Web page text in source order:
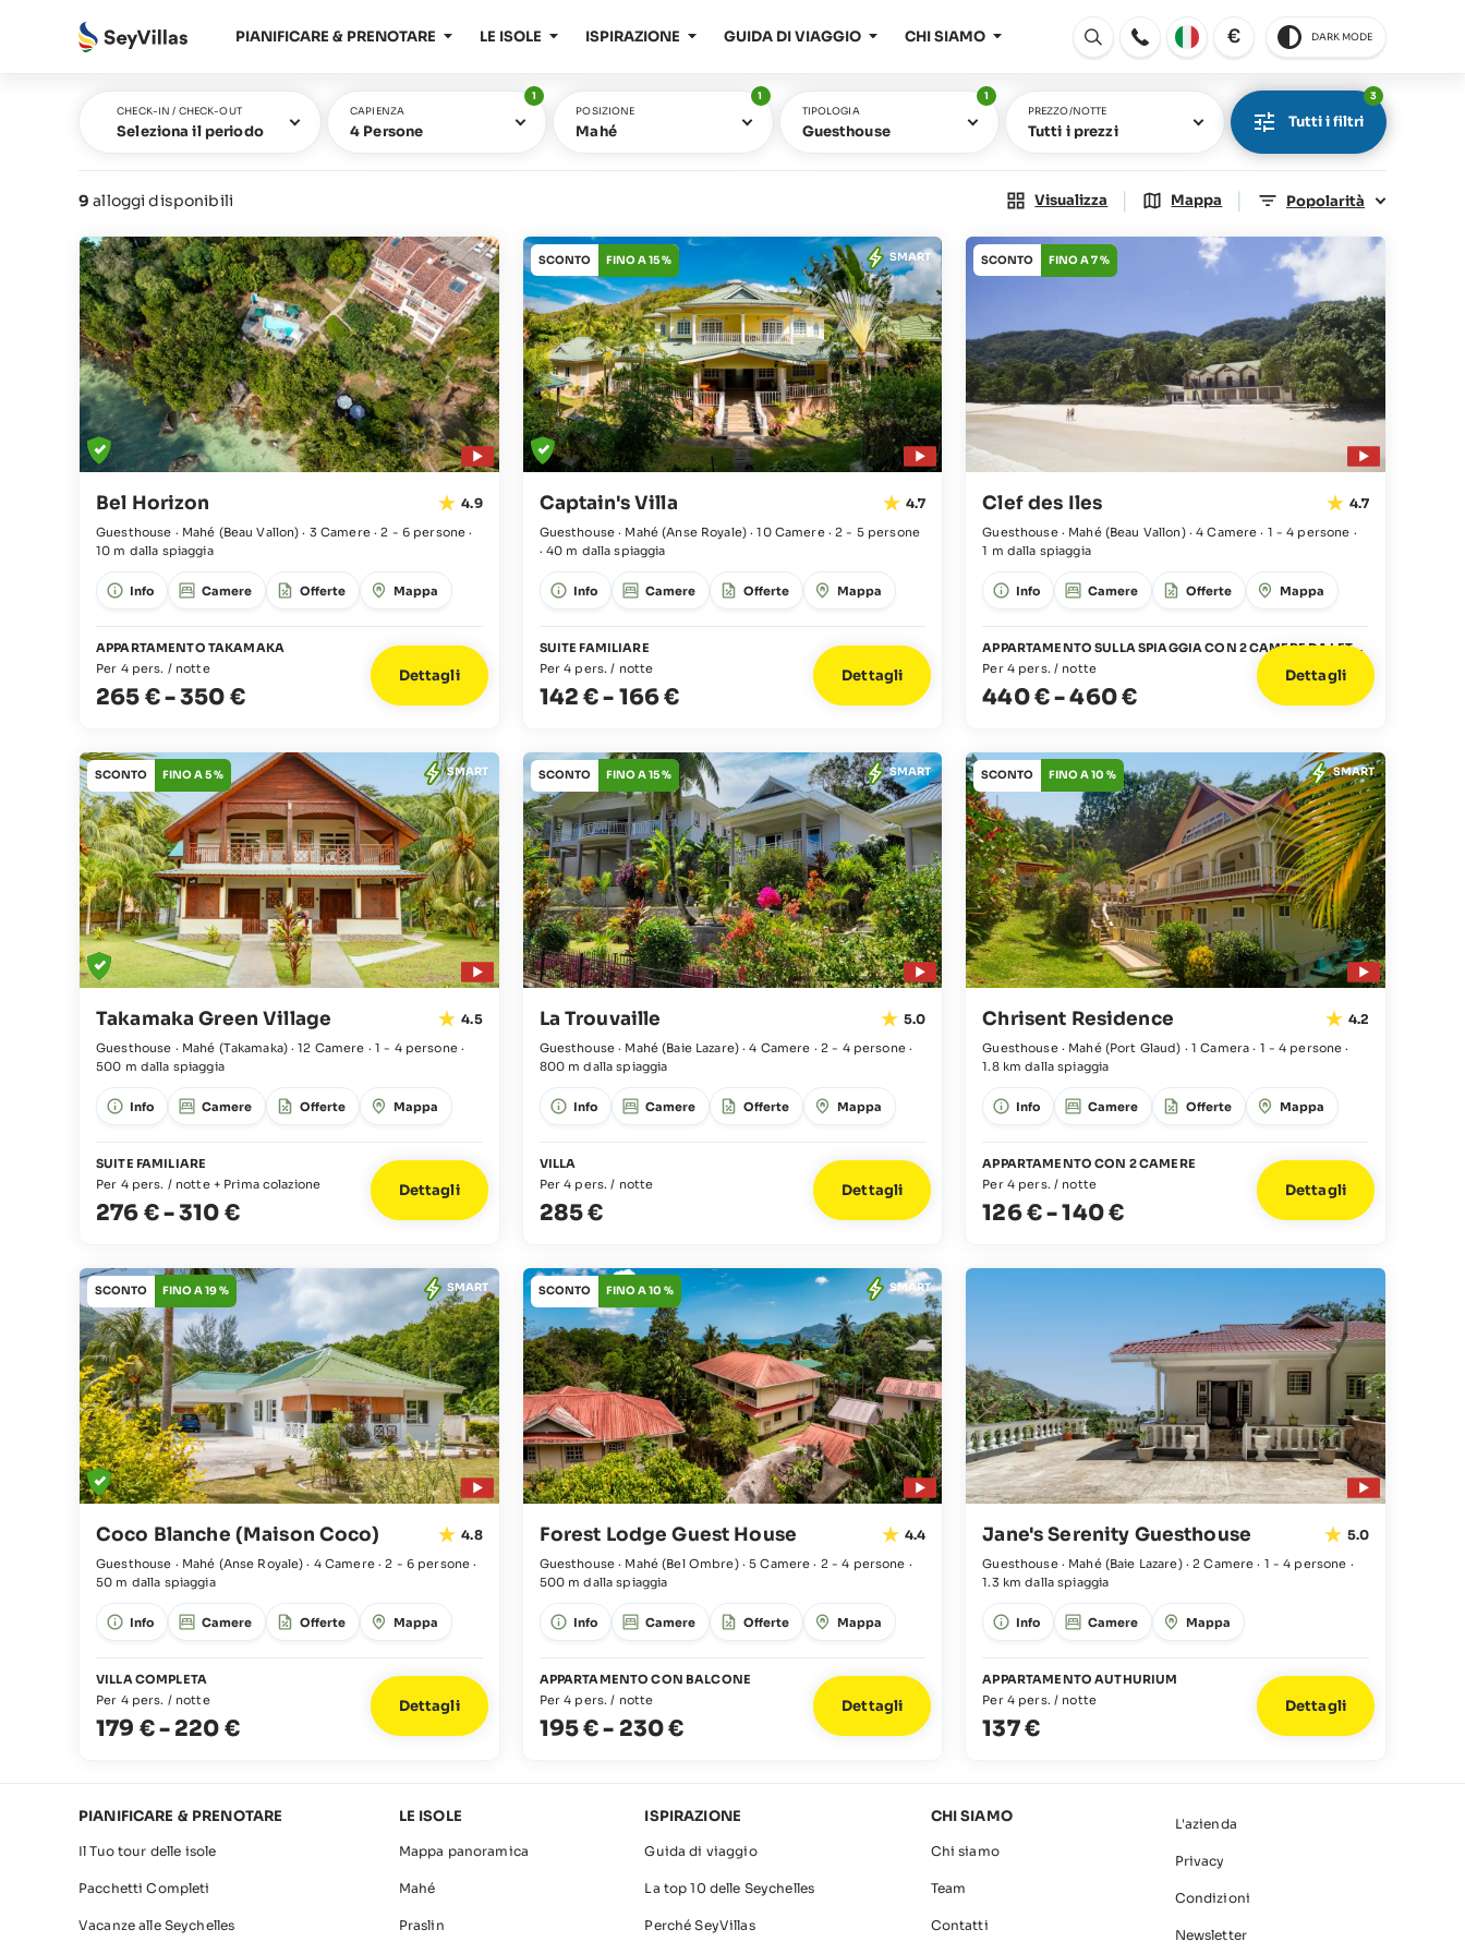
PIANIFICARE & PRENOTARE LE ISOLE ISPIRAZIONE GUIDA DI VIAGGIO CHI SIAMO
Aperto
€ DARK MODE
CHECK-IN / CHECK-OUT
Seleziona il periodo
CAPIENZA
4 Persone
1
POSIZIONE
Mahé
1
TIPOLOGIA
Guesthouse
1
PREZZO/NOTTE
Tutti i prezzi Tutti i filtri
3
9 alloggi disponibili Visualizza | Mappa | Popolarità
Bel Horizon 4.9
Guesthouse · Mahé (Beau Vallon) · 3 Camere·2 - 6 persone ·
10 m dalla spiaggia
Info Camere Offerte Mappa
APPARTAMENTO TAKAMAKA
Per 4 pers. / notte
265 €-350 €
Dettagli
SCONTO FINO A 15 % SMART
Captain's Villa 4.7
Guesthouse · Mahé (Anse Royale) ·10 Camere·2 - 5 persone
· 40 m dalla spiaggia
Info Camere Offerte Mappa
SUITE FAMILIARE
Per 4 pers. / notte
142 €- 166 €
Dettagli
SCONTO FINO A 7 %
Clef des Iles 4.7
Guesthouse · Mahé (Beau Vallon)·4 Camere · 1 - 4 persone ·
1 m dalla spiaggia
Info Camere Offerte Mappa
APPARTAMENTO SULLA SPIAGGIA CON 2 CAMERE DA LETTO
Per 4 pers. / notte
440 €-460 €
Dettagli
SCONTO FINO A 5 % SMART
Takamaka Green Village 4.5
Guesthouse · Mahé (Takamaka)·12 Camere ·1 - 4 persone·
500 m dalla spiaggia
Info Camere Offerte Mappa
SUITE FAMILIARE
Per 4 pers. / notte + Prima colazione
276 €-310 €
Dettagli
SCONTO FINO A 15 % SMART
La Trouvaille 5.0
Guesthouse · Mahé (Baie Lazare) ·4 Camere · 2 - 4 persone·
800 m dalla spiaggia
Info Camere Offerte Mappa
VILLA
Per 4 pers. / notte
285 €
Dettagli
SCONTO FINO A 10 % SMART
Chrisent Residence 4.2
Guesthouse · Mahé (Port Glaud) · 1 Camera · 1 - 4 persone ·
1.8 km dalla spiaggia
Info Camere Offerte Mappa
APPARTAMENTO CON 2 CAMERE
Per 4 pers. / notte
126 €-140 €
Dettagli
SCONTO FINO A 19 % SMART
Coco Blanche (Maison Coco) 4.8
Guesthouse · Mahé (Anse Royale) · 4 Camere·2 - 6 persone ·
50 m dalla spiaggia
Info Camere Offerte Mappa
VILLA COMPLETA
Per 4 pers. / notte
179 €- 220 €
Dettagli
SCONTO FINO A 10 % SMART
Forest Lodge Guest House 4.4
Guesthouse · Mahé (Bel Ombre)·5 Camere · 2 - 4 persone ·
500 m dalla spiaggia
Info Camere Offerte Mappa
APPARTAMENTO CON BALCONE
Per 4 pers. / notte
195 €- 230 €
Dettagli
Jane's Serenity Guesthouse 5.0
Guesthouse · Mahé (Baie Lazare)·2 Camere · 1 - 4 persone ·
1.3 km dalla spiaggia
Info Camere Mappa
APPARTAMENTO AUTHURIUM
Per 4 pers. / notte
137 €
Dettagli
PIANIFICARE & PRENOTARE
Il Tuo tour delle isole
Pacchetti Completi
Vacanze alle Seychelles
LE ISOLE
Mappa panoramica
Mahé
Praslin
ISPIRAZIONE
Guida di viaggio
La top 10 delle Seychelles
Perché SeyVillas
CHI SIAMO
Chi siamo
Team
Contatti
L'azienda
Privacy
Condizioni
Newsletter